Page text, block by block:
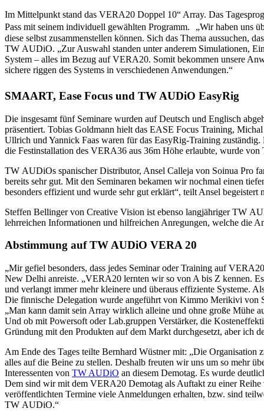
Im Mittelpunkt stand das VERA20 Doppel 10“ Array. Das
Pass mit seinem individuell gewählten Programm. „Wir haben uns
diese selbst zusammenstellen können. Sich das Thema aussuchen,
TW AUDiO. „Zur Auswahl standen unter anderem Simulationen,
System – alles im Bezug auf VERA20. Somit bekommen unsere
sichere riggen des Systems in verschiedenen Anwendungen.“
SMAART, Ease Focus und TW AUDiO EasyRig
Die insgesamt fünf Seminare wurden auf Deutsch und Englisch
präsentiert. Tobias Goldmann hielt das EASE Focus Training,
Ullrich und Yannick Faas waren für das EasyRig-Training
die Festinstallation des VERA36 aus 36m Höhe erlaubte, wurde von
TW AUDiOs spanischer Distributor, Ansel Calleja von Soinua Pro
bereits sehr gut. Mit den Seminaren bekamen wir nochmal einen
besonders effizient und wurde sehr gut erklärt“, teilt Ansel begeistert
Steffen Bellinger von Creative Vision ist ebenso langjähriger TW
lehrreichen Informationen und hilfreichen Anregungen, welche die
Abstimmung auf TW AUDiO VERA 20
„Mir gefiel besonders, dass jedes Seminar oder Training auf
New Delhi anreiste. „VERA20 lernten wir so von A bis Z kennen.
und verlangt immer mehr kleinere und überaus effiziente Systeme.
Die finnische Delegation wurde angeführt von Kimmo Merikivi von
„Man kann damit sein Array wirklich alleine und ohne große Mühe
Und ob mit Powersoft oder Lab.gruppen Verstärker, die
Gründung mit den Produkten auf dem Markt durchgesetzt, aber ich
Am Ende des Tages teilte Bernhard Wüstner mit: „Die
alles auf die Beine zu stellen. Deshalb freuten wir uns um so mehr
Interessenten von TW AUDiO an diesem Demotag. Es wurde
Dem sind wir mit dem VERA20 Demotag als Auftakt zu einer Reihe
veröffentlichten Termine viele Anmeldungen erhalten, bzw. sind
TW AUDiO.“